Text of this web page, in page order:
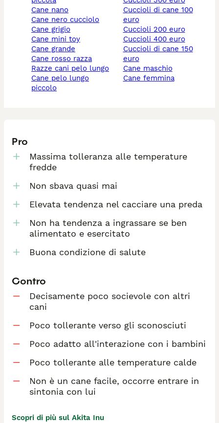
cane nano
cane nero cucciolo
cane grigio
cane mini toy
cane grande
cane rosso razza
razze cani pelo lungo
cane pelo lungo
piccolo
cuccioli di cane 100
euro
cuccioli 200 euro
cuccioli 400 euro
cuccioli di cane 150
euro
cane maschio
cane femmina
Pro
Massima tolleranza alle temperature
fredde
Non sbava quasi mai
Elevata tendenza nel cacciare una preda
Non ha tendenza a ingrassare se ben
alimentato e esercitato
Buona condizione di salute
Contro
Decisamente poco socievole con altri
cani
Poco tollerante verso gli sconosciuti
Poco adatto all'interazione con i bambini
Poco tollerante alle temperature calde
Non è un cane facile, occorre entrare in
sintonia con lui
Scopri di più sul Akita Inu